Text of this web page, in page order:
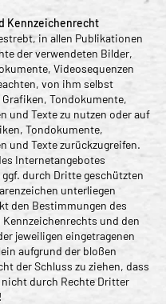
Kennzeichenrecht
in allen Publikationen
der verwendeten Bilder,
Videosequenzen
von ihm selbst
Tondokumente,
und Texte zu nutzen oder auf
Tondokumente,
und Texte zurückzugreifen.
Internetangebotes
durch Dritte geschützten
unterliegen
den Bestimmungen des
Kennzeichenrechts und den
jeweiligen eingetragenen
aufgrund der bloßen
der Schluss zu ziehen, dass
nicht durch Rechte Dritter